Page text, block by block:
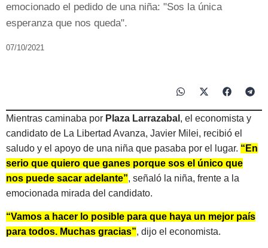
emocionado el pedido de una niña: "Sos la única
esperanza que nos queda".
07/10/2021
Mientras caminaba por Plaza Larrazabal , el economista y
candidato de La Libertad Avanza, Javier Milei, recibió el
saludo y el apoyo de una niña que pasaba por el lugar. “En
serio que quiero que ganes porque sos el único que
nos puede sacar adelante”, señaló la niña, frente a la
emocionada mirada del candidato.
“Vamos a hacer lo posible para que haya un mejor país
para todos. Muchas gracias”, dijo el economista.